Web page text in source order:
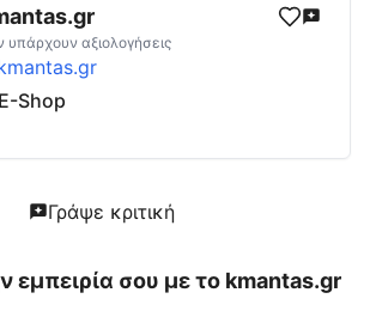
Αξιολογήσεις | Δες
υπάρχουν αξιολογήσεις
E-Shop
Γράψε κριτική
εμπειρία σου με το kmantas.gr